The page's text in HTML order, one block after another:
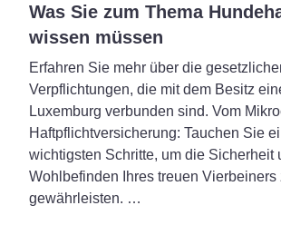
Was Sie zum Thema
wissen müssen
Erfahren Sie mehr über die
Verpflichtungen, die mit dem Besitz
Luxemburg verbunden sind. Vom
Haftpflichtversicherung: Tauchen Sie
wichtigsten Schritte, um die Sicherheit
Wohlbefinden Ihres treuen Vierbeiners
gewährleisten. …